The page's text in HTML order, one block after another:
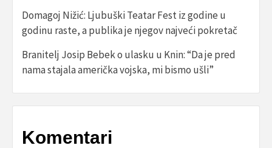
Domagoj Nižić: Ljubuški Teatar Fest iz godine u
godinu raste, a publika je njegov najveći pokretač
Branitelj Josip Bebek o ulasku u Knin: “Da je pred
nama stajala američka vojska, mi bismo ušli”
Komentari